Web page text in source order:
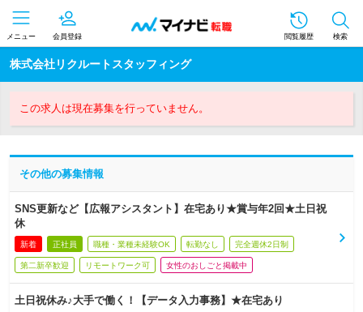
メニュー 会員登録 閲覧履歴 検索
株式会社リクルートスタッフィング
この求人は現在募集を行っていません。
その他の募集情報
SNS更新など【広報アシスタント】在宅あり★賞与年2回★土日祝
休
新着 正社員 職種・業種未経験OK 転勤なし 完全週休2日制
第二新卒歓迎 リモートワーク可 女性のおしごと掲載中
土日祝休み♪大手で働く！【データ入力事務】★在宅あり